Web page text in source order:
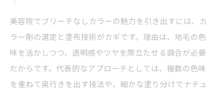
美容院でブリーチなしカラーの魅力を引き出すには、カ
ラー剤の選定と塗布技術がカギです。理由は、地毛の色
味を活かしつつ、透明感やツヤを際立たせる調合が必要
だからです。代表的なアプローチとしては、複数の色味
を重ねて奥行きを出す技法や、細かな塗り分けでナチュ